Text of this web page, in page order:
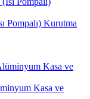
Pompalı) Kurutma
Kasa ve